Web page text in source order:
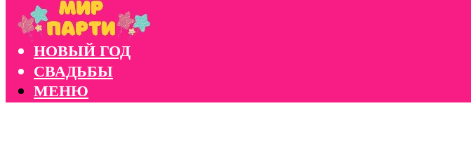
КОНКУРСЫ
КОРПОРАТИВЫ
НОВЫЙ ГОД
СВАДЬБЫ
МЕНЮ